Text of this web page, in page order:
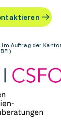
im Auftrag der